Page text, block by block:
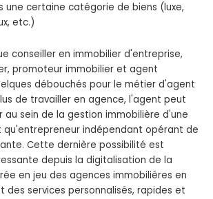
une certaine catégorie de biens (luxe,
etc.)
conseiller en immobilier d'entreprise,
promoteur immobilier et agent
débouchés pour le métier d'agent
de travailler en agence, l'agent peut
au sein de la gestion immobilière d'une
indépendant opérant de
Cette dernière possibilité est
depuis la digitalisation de la
en jeu des agences immobilières en
des services personnalisés, rapides et